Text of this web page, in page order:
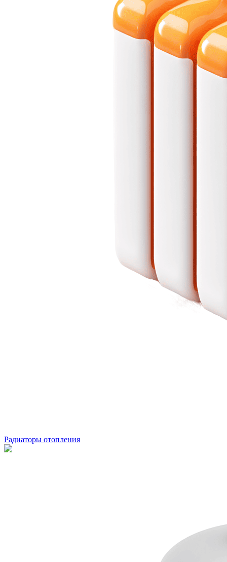
Радиаторы отопления